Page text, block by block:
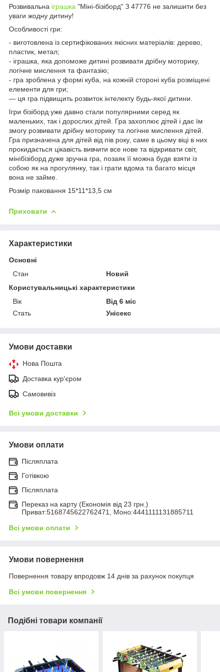
Розвивальна іграшка "Міні-бізіборд" З 47776 не залишити без
уваги жодну дитину!
Особливості гри:
- виготовлена із сертифікованих якісних матеріалів: дерево,
пластик, метал;
- іграшка, яка допоможе дитині розвивати дрібну моторику,
логічне мислення та фантазію;
- гра зроблена у формі куба, на кожній стороні куба розміщені
елементи для гри;
— ця гра підвищить розвиток інтелекту будь-якої дитини.
Ігри бізіборд уже давно стали популярними серед як
маленьких, так і дорослих дітей. Гра захоплює дітей і дає їм
змогу розвивати дрібну моторику та логічне мислення дітей.
Гра призначена для дітей від пів року, саме в цьому віці в них
прокидається цікавість вивчити все нове та відкривати світ,
мінібізіборд дуже зручна гра, позаяк її можна буде взяти із
собою як на прогулянку, так і грати вдома та багато місця
вона не займе.
Розмір паковання 15*11*13,5 см
Приховати
Характеристики
Основні
Стан
Новий
Користувальницькі характеристики
Вік
Від 6 міс
Стать
Унісекс
Умови доставки
Нова Пошта
Доставка кур'єром
Самовивіз
Всі умови доставки
Умови оплати
Післяплата
Готівкою
Післяплата
Переказ на карту (Економія від 23 грн.)
Приват:5168745622762471, Моно:4441111131885711
Всі умови оплати
Умови повернення
Повернення товару впродовж 14 днів за рахунок покупця
Всі умови повернення
Подібні товари компанії